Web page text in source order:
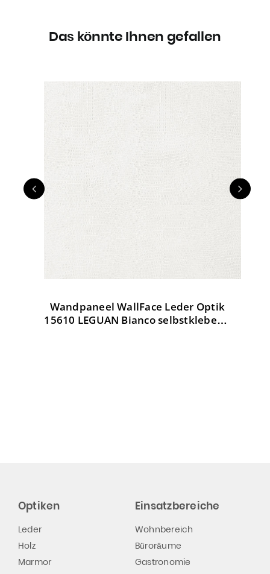
Das könnte Ihnen gefallen
Wandpaneel WallFace Leder Optik
15610 LEGUAN Bianco selbstklebend
Optiken
Leder
Holz
Marmor
Einsatzbereiche
Wohnbereich
Büroräume
Gastronomie